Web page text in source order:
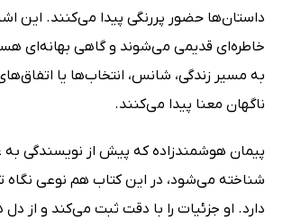
داستان‌ها حضور پررنگی پیدا می‌کنند. این
خاطره‌ای قدیمی می‌شوند و گاهی بهانه‌ای
به مسیر زندگی، شانس، انتخاب‌ها یا
ناگهان معنا پیدا می‌کنند.
پیمان هوشمندزاده که پیش از نویسندگی
شناخته می‌شود، در این کتاب هم نوعی
دارد. او جزئیات را با دقت ثبت می‌کند و از